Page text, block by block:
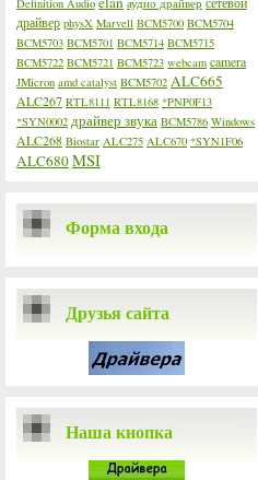
Definition Audio
аудио драйвер
драйвер physX Marvell BCM5700 BCM5704
BCM5703 BCM5701 BCM5714 BCM5715
BCM5722 BCM5721 BCM5723 webcam camera
JMicron amd catalyst BCM5702 ALC665
ALC267 RTL8111 RTL8168 *PNP0F13
*SYN0002 драйвер звука BCM5786 Windows
ALC268 Biostar ALC275 ALC670 *SYN1F06
ALC680MSI
Форма входа
Друзья сайта
Наша кнопка